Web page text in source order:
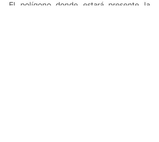
El polígono donde estará presente la